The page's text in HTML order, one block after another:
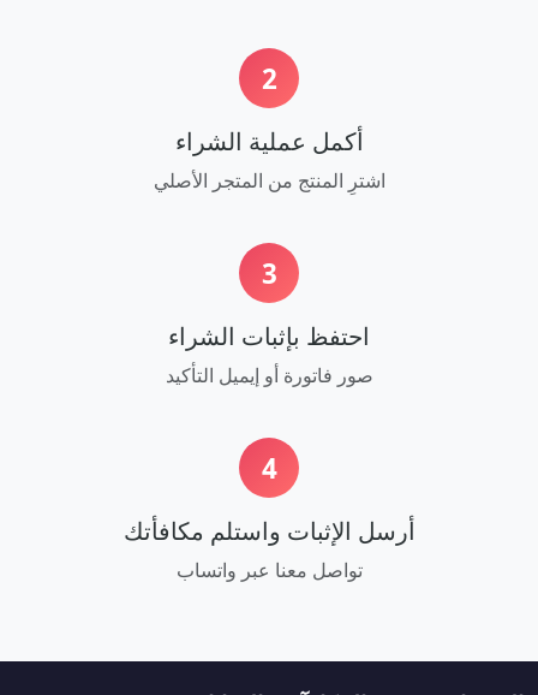
2
أكمل عملية الشراء
اشترِ المنتج من المتجر الأصلي
3
احتفظ بإثبات الشراء
صور فاتورة أو إيميل التأكيد
4
أرسل الإثبات واستلم مكافأتك
تواصل معنا عبر واتساب